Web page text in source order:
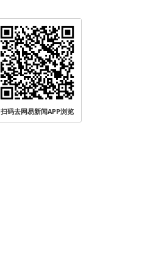
扫码去网易新闻APP浏览